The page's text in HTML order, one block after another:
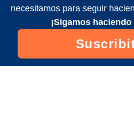
necesitamos para seguir
¡Sigamos